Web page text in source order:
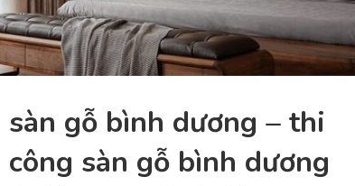
sàn gỗ bình dương – thi
công sàn gỗ bình dương